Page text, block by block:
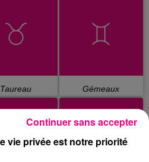
Taureau Gémeaux
vie privée est notre priorité
Continuer sans accepter